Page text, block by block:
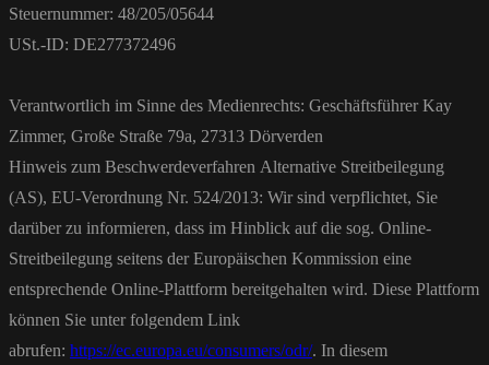
Steuernummer: 48/205/05644
USt.-ID: DE277372496
Verantwortlich im Sinne des Medienrechts: Geschäftsführer Kay
Zimmer, Große Straße 79a, 27313 Dörverden
Hinweis zum Beschwerdeverfahren Alternative Streitbeilegung
(AS), EU-Verordnung Nr. 524/2013: Wir sind verpflichtet, Sie
darüber zu informieren, dass im Hinblick auf die sog. Online-
Streitbeilegung seitens der Europäischen Kommission eine
entsprechende Online-Plattform bereitgehalten wird. Diese Plattform
können Sie unter folgendem Link
abrufen: https://ec.europa.eu/consumers/odr/. In diesem